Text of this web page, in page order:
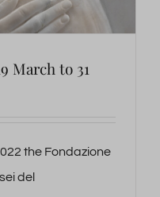
March to 31
the Fondazione
del